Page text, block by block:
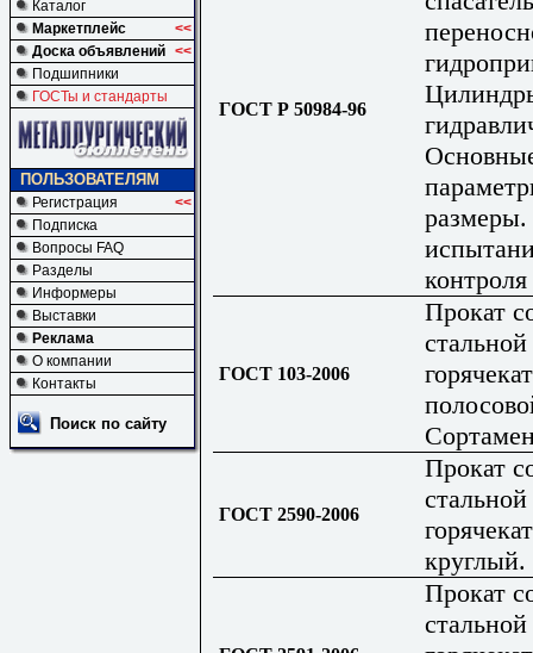
Каталог
Маркетплейс
<<
Доска объявлений <<
Подшипники
ГОСТы и стандарты
ПОЛЬЗОВАТЕЛЯМ
Регистрация
<<
Подписка
Вопросы FAQ
Разделы
Информеры
Выставки
Реклама
О компании
Контакты
Поиск по сайту
ГОСТ Р 50984-96
контроля
ГОСТ 103-2006
Прокат
стальной
ГОСТ 2590-2006
Прокат
стальной
Прокат
стальной